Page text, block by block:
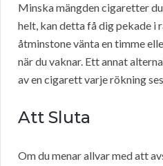
Minska mängden cigaretter
helt, kan detta få dig pekade i
åtminstone vänta en timme
när du vaknar. Ett annat
av en cigarett varje rökning
Att Sluta
Om du menar allvar med att